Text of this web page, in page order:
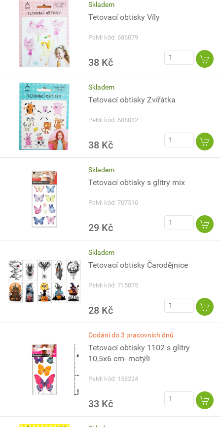
Skladem
Tetovací obtisky Víly
PeMi kód: 686079
38 Kč
Skladem
Tetovací obtisky Zvířátka
PeMi kód: 686082
38 Kč
Skladem
Tetovací obtisky s glitry mix
PeMi kód: 707510
29 Kč
Skladem
Tetovací obtisky Čarodějnice
PeMi kód: 715875
28 Kč
Dodání do 3 pracovních dnů
Tetovací obtisky 1102 s glitry
10,5x6 cm- motýli
PeMi kód: 158224
33 Kč